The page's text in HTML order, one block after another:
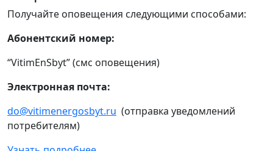
Получайте оповещения следующими способами:
Абонентский номер:
“VitimEnSbyt” (смс оповещения)
Электронная почта:
do@vitimenergosbyt.ru (отправка уведомлений
потребителям)